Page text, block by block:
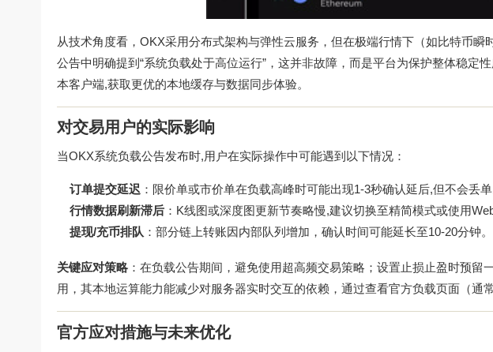
从技术角度看，OKX采用分布式架构与弹性云服务，但在极端行情下（如比特币瞬
公告中明确提到“系统负载处于高位运行”，这并非故障，而是平台为保护整体稳定
本客户端,获取更优的本地缓存与数据同步体验。
对交易用户的实际影响
当OKX系统负载公告发布时,用户在实际操作中可能遇到以下情况：
订单提交延迟 ：限价单或市价单在负载高峰时可能出现1-3秒确认延后,但不会丢单
行情数据刷新滞后 ：K线图或深度图更新节奏略慢,建议切换至精简模式或使用
提现/充币排队 ：部分链上转账因内部队列增加，确认时间可能延长至10-20分钟。
关键应对策略 ：在负载公告期间，避免使用超高频交易策略；设置止损止盈时预留
用，其本地运算能力能减少对服务器实时交互的依赖，通过查看官方负载页面（通
官方应对措施与未来优化